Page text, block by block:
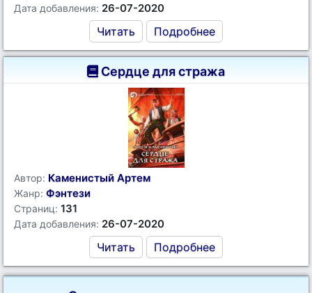
Дата добавления: 26-07-2020
Читать Подробнее
Сердце для стража
Автор: Каменистый Артем
Жанр: Фэнтези
Страниц: 131
Дата добавления: 26-07-2020
Читать Подробнее